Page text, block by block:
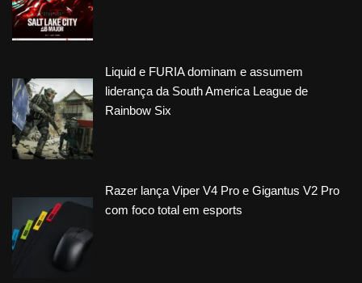
Liquid e FURIA dominam e assumem
liderança da South America League de
Rainbow Six
Razer lança Viper V4 Pro e Gigantus V2 Pro
com foco total em esports